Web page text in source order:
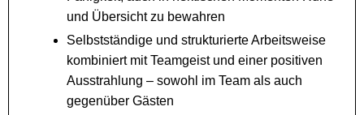
und Übersicht zu bewahren
Selbstständige und strukturierte Arbeitsweise
kombiniert mit Teamgeist und einer positiven
Ausstrahlung – sowohl im Team als auch
gegenüber Gästen